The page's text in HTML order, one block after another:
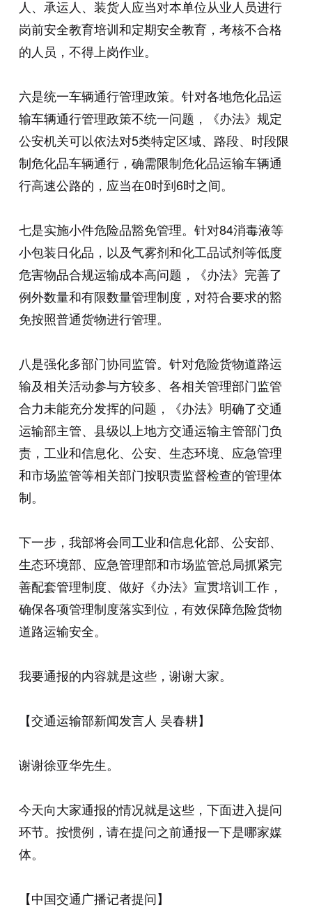
人、承运人、装货人应当对本单位从业人员进行
岗前安全教育培训和定期安全教育，考核不合格
的人员，不得上岗作业。
六是统一车辆通行管理政策。针对各地危化品运
输车辆通行管理政策不统一问题，《办法》规定
公安机关可以依法对5类特定区域、路段、时段限
制危化品车辆通行，确需限制危化品运输车辆通
行高速公路的，应当在0时到6时之间。
七是实施小件危险品豁免管理。针对84消毒液等
小包装日化品，以及气雾剂和化工品试剂等低度
危害物品合规运输成本高问题，《办法》完善了
例外数量和有限数量管理制度，对符合要求的豁
免按照普通货物进行管理。
八是强化多部门协同监管。针对危险货物道路运
输及相关活动参与方较多、各相关管理部门监管
合力未能充分发挥的问题，《办法》明确了交通
运输部主管、县级以上地方交通运输主管部门负
责，工业和信息化、公安、生态环境、应急管理
和市场监管等相关部门按职责监督检查的管理体
制。
下一步，我部将会同工业和信息化部、公安部、
生态环境部、应急管理部和市场监管总局抓紧完
善配套管理制度、做好《办法》宣贯培训工作，
确保各项管理制度落实到位，有效保障危险货物
道路运输安全。
我要通报的内容就是这些，谢谢大家。
【交通运输部新闻发言人 吴春耕】
谢谢徐亚华先生。
今天向大家通报的情况就是这些，下面进入提问
环节。按惯例，请在提问之前通报一下是哪家媒
体。
【中国交通广播记者提问】